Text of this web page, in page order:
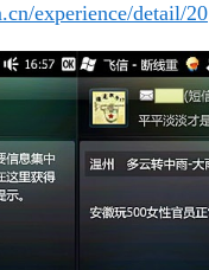
experience/detail/20